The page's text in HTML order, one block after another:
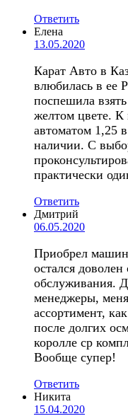
Ответить
Елена
13.05.2020
Карат Авто в
влюбилась в ее
поспешила
желтом цвете.
автоматом 1,25
наличии. С
практически
Ответить
Дмитрий
06.05.2020
Приобрел
остался
обслуживания.
менеджеры,
ассортимент,
после долгих
королле ср
Вообще супер!
Ответить
Никита
15.04.2020